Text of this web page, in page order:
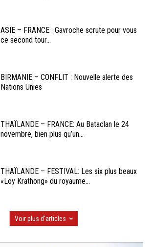
ASIE – FRANCE : Gavroche scrute pour vous
ce second tour...
BIRMANIE – CONFLIT : Nouvelle alerte des
Nations Unies
THAÏLANDE – FRANCE: Au Bataclan le 24
novembre, bien plus qu’un...
THAÏLANDE – FESTIVAL: Les six plus beaux
«Loy Krathong» du royaume...
Voir plus d'articles